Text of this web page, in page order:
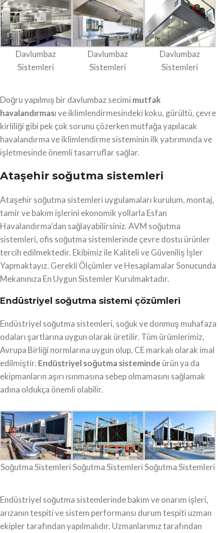
Davlumbaz
Sistemleri
Davlumbaz
Sistemleri
Davlumbaz
Sistemleri
Doğru yapılmış bir davlumbaz secimi mutfak
havalandırması ve iklimlendirmesindeki koku, gürültü, çevre
kirliliği gibi pek çok sorunu çözerken mutfağa yapılacak
havalandırma ve iklimlendirme sisteminin ilk yatırımında ve
işletmesinde önemli tasarruflar sağlar.
Ataşehir soğutma sistemleri
Ataşehir soğutma sistemleri uygulamaları kurulum, montaj,
tamir ve bakım işlerini ekonomik yollarla Esfan
Havalandırma’dan sağlayabilirsiniz. AVM soğutma
sistemleri, ofis soğutma sistemlerinde çevre dostu ürünler
tercih edilmektedir. Ekibimiz ile Kaliteli ve Güveniliş İşler
Yapmaktayız. Gerekli Ölçümler ve Hesaplamalar Sonucunda
Mekanınıza En Uygun Sistemler Kurulmaktadır.
Endüstriyel soğutma sistemi çözümleri
Endüstriyel soğutma sistemleri, soğuk ve donmuş muhafaza
odaları şartlarına uygun olarak üretilir. Tüm ürümlerimiz,
Avrupa Birliği normlarına uygun olup, CE markalı olarak imal
edilmiştir. Endüstriyel soğutma sisteminde ürün ya da
ekipmanların aşırı ısınmasına sebep olmamasını sağlamak
adına oldukça önemli olabilir.
Soğutma Sistemleri Soğutma SistemleriSoğutma Sistemleri
Endüstriyel soğutma sistemlerinde bakım ve onarım işleri,
arızanın tespiti ve sistem performansı durum tespiti uzman
ekipler tarafından yapılmalıdır. Uzmanlarımız tarafından